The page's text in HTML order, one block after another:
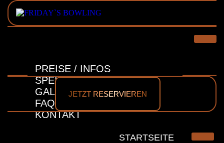
PREISE / INFOS
SPEISEKARTE
GALERIE
FAQ
KONTAKT
JETZT RESERVIEREN
STARTSEITE